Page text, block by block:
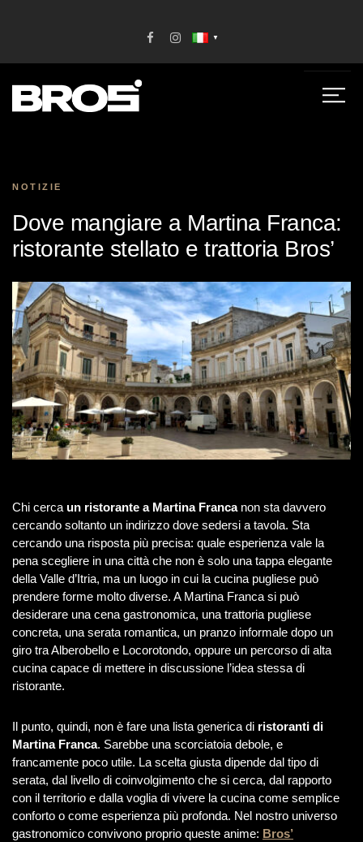
▼
NOTIZIE
Dove mangiare a Martina Franca:
ristorante stellato e trattoria Bros’
Chi cerca un ristorante a Martina Franca non sta davvero
cercando soltanto un indirizzo dove sedersi a tavola. Sta
cercando una risposta più precisa: quale esperienza vale la
pena scegliere in una città che non è solo una tappa elegante
della Valle d’Itria, ma un luogo in cui la cucina pugliese può
prendere forme molto diverse. A Martina Franca si può
desiderare una cena gastronomica, una trattoria pugliese
concreta, una serata romantica, un pranzo informale dopo un
giro tra Alberobello e Locorotondo, oppure un percorso di alta
cucina capace di mettere in discussione l’idea stessa di
ristorante.
Il punto, quindi, non è fare una lista generica di ristoranti di
Martina Franca. Sarebbe una scorciatoia debole, e
francamente poco utile. La scelta giusta dipende dal tipo di
serata, dal livello di coinvolgimento che si cerca, dal rapporto
con il territorio e dalla voglia di vivere la cucina come semplice
conforto o come esperienza più profonda. Nel nostro universo
gastronomico convivono proprio queste anime: Bros’